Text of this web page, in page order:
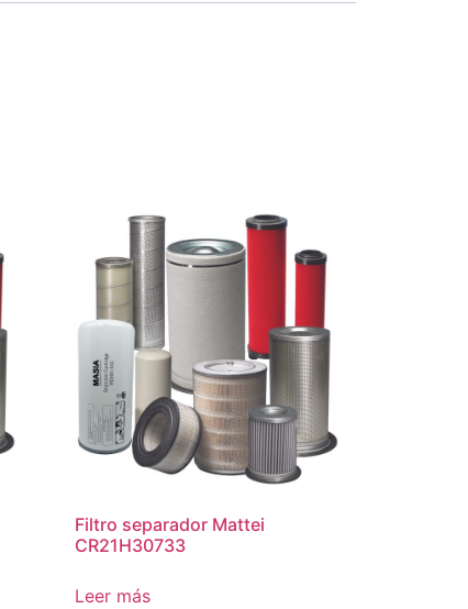
Filtro separador Mattei
CR21H30733
Leer más